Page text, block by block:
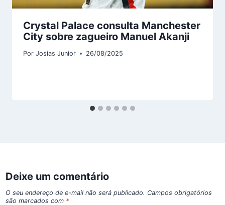
Crystal Palace consulta Manchester
City sobre zagueiro Manuel Akanji
Por Josias Junior 26/08/2025
Deixe um comentário
O seu endereço de e-mail não será publicado. Campos obrigatórios
são marcados com *